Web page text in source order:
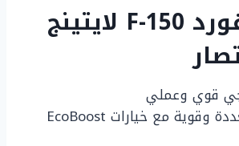
مميزات فورد F-150 لايتينج
قوي وعملي
محركات متعددة وقوية مع خيارات EcoBoost